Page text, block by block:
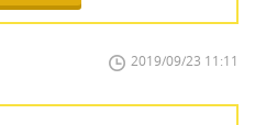
2019/09/23 11:11